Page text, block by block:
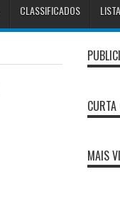
CLASSIFICADOS
MAIS